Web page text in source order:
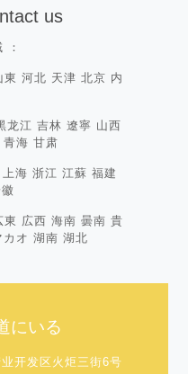
us
：
河北 天津 北京 内
龙江 吉林 遼寧 山西
海 甘肃
海 浙江 江蘇 福建
広西 海南 曇南 貴
オ 湖南 湖北
にいる
开发区火炬三街6号